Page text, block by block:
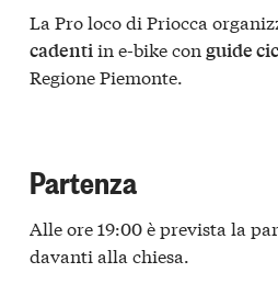
La Pro loco di Priocca
cadentiin e-bike con guide
Regione Piemonte.
Partenza
Alle ore 19:00 è prevista la
davanti alla chiesa.